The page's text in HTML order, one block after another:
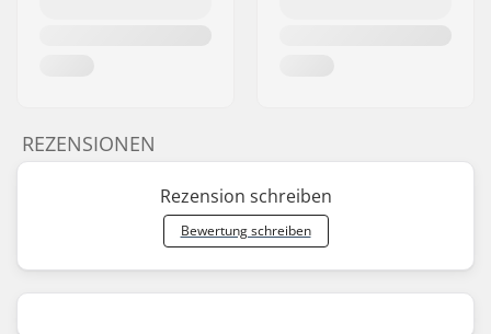
REZENSIONEN
Rezension schreiben
Bewertung schreiben